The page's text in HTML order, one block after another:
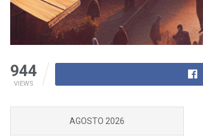
944
VIEWS
AGOSTO 2026